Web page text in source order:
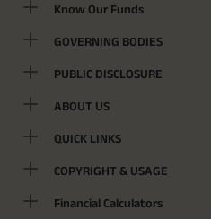
Know Our Funds
GOVERNING BODIES
PUBLIC DISCLOSURE
ABOUT US
QUICK LINKS
COPYRIGHT & USAGE
Financial Calculators